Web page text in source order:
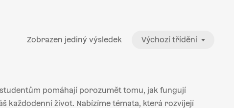
Zobrazen jediný výsledek Výchozí třídění
pomáhají porozumět tomu, jak fungují
každodenní život. Nabízíme témata, která rozvíjejí